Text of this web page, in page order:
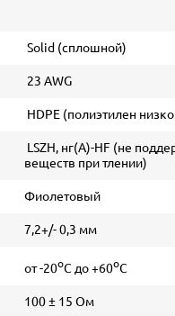
Solid (сплошной)
23 AWG
HDPE (полиэтилен
LSZH, нг(A)-HF (не
веществ при тлении)
Фиолетовый
7,2+/- 0,3 мм
от -20oС до +60oС
100 ± 15 Ом